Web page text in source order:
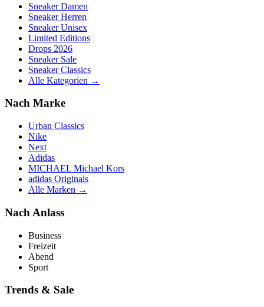
Sneaker Damen
Sneaker Herren
Sneaker Unisex
Limited Editions
Drops 2026
Sneaker Sale
Sneaker Classics
Alle Kategorien →
Nach Marke
Urban Classics
Nike
Next
Adidas
MICHAEL Michael Kors
adidas Originals
Alle Marken →
Nach Anlass
Business
Freizeit
Abend
Sport
Trends & Sale